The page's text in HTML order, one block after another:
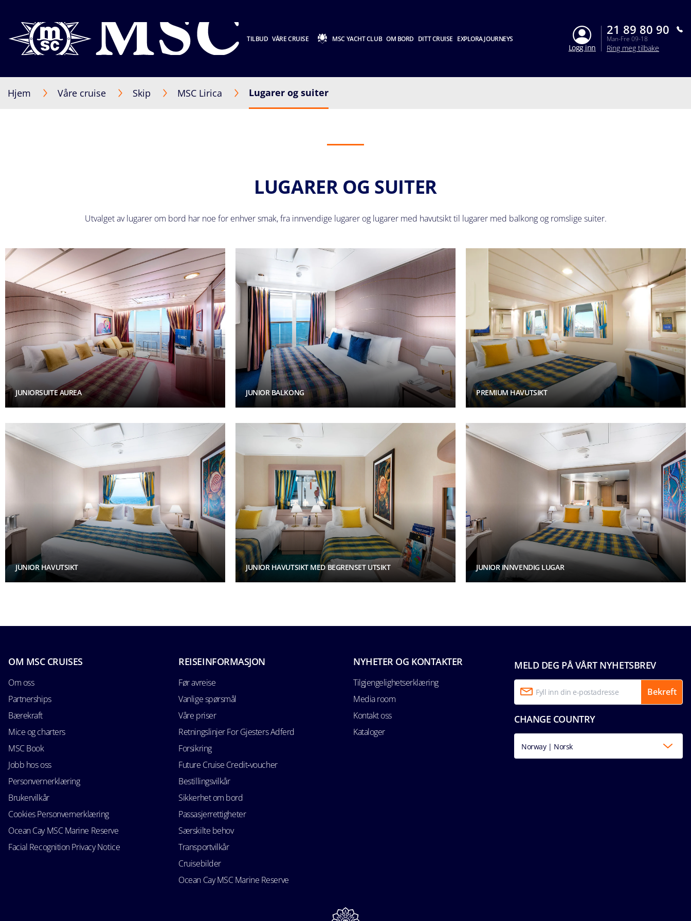
TILBUD VÅRE CRUISE MSC YACHT CLUB OM BORD DITT CRUISE EXPLORA JOURNEYS
Logg inn
21 89 80 90
Man-Fre 09-18
Ring meg tilbake
Hjem Våre cruise Skip MSC Lirica Lugarer og suiter
LUGARER OG SUITER
Utvalget av lugarer om bord har noe for enhver smak, fra innvendige lugarer og lugarer med havutsikt til lugarer med balkong og romslige suiter.
JUNIORSUITE AUREA JUNIOR BALKONG PREMIUM HAVUTSIKT
JUNIOR HAVUTSIKT JUNIOR HAVUTSIKT MED BEGRENSET UTSIKT JUNIOR INNVENDIG LUGAR
MELD DEG PÅ VÅRT NYHETSBREV
Bekreft
CHANGE COUNTRY
Norway | Norsk
OM MSC CRUISES
Om oss
Partnerships
Bærekraft
Mice og charters
MSC Book
Jobb hos oss
Personvernerklæring
Brukervilkår
Cookies Personvernerklæring
Ocean Cay MSC Marine Reserve
Facial Recognition Privacy Notice
REISEINFORMASJON
Før avreise
Vanlige spørsmål
Våre priser
Retningslinjer For Gjesters Adferd
Forsikring
Future Cruise Credit‑voucher
Bestillingsvilkår
Sikkerhet om bord
Passasjerrettigheter
Særskilte behov
Transportvilkår
Cruisebilder
Ocean Cay MSC Marine Reserve
NYHETER OG KONTAKTER
Tilgjengelighetserklæring
Media room
Kontakt oss
Kataloger